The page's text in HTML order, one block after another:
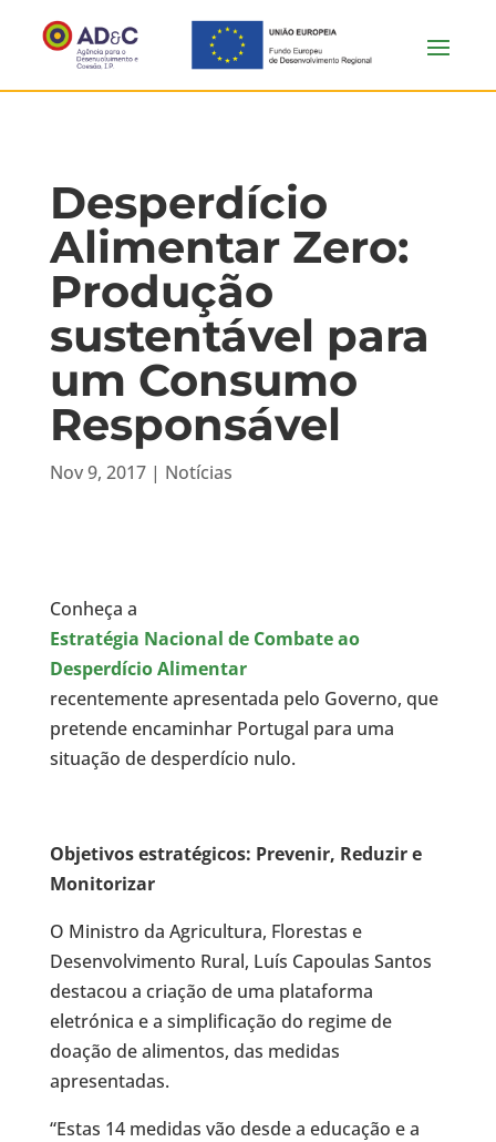
Desperdício
Alimentar Zero:
Produção
sustentável para
um Consumo
Responsável
Nov 9, 2017| Notícias
Conheça a
Estratégia Nacional de Combate ao
Desperdício Alimentar
recentemente apresentada pelo Governo, que
pretende encaminhar Portugal para uma
situação de desperdício nulo.
Objetivos estratégicos: Prevenir, Reduzir e
Monitorizar
O Ministro da Agricultura, Florestas e
Desenvolvimento Rural, Luís Capoulas Santos
destacou a criação de uma plataforma
eletrónica e a simplificação do regime de
doação de alimentos, das medidas
apresentadas.
“Estas 14 medidas vão desde a educação e a